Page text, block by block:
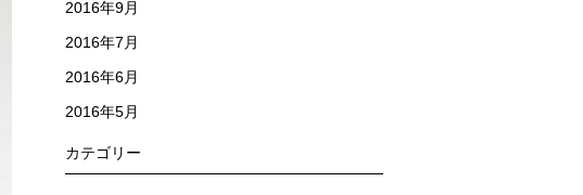
2016年9月
2016年7月
2016年6月
2016年5月
カテゴリー